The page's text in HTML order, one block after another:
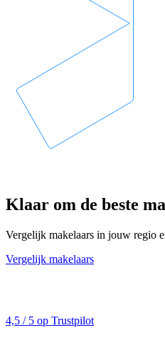
Klaar om de beste
Vergelijk makelaars in jouw regio
Vergelijk makelaars
4,5 / 5 op Trustpilot